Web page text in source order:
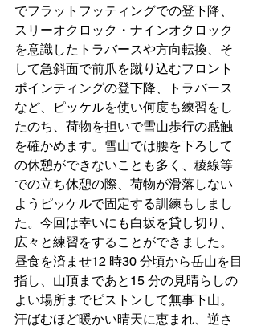
でフラットフッティングでの登下降、
スリーオクロック・ナインオクロック
を意識したトラバースや方向転換、そ
して急斜面で前爪を蹴り込むフロント
ポインティングの登下降、トラバース
など、ピッケルを使い何度も練習をし
たのち、荷物を担いで雪山歩行の感触
を確かめます。雪山では腰を下ろして
の休憩ができないことも多く、稜線等
での立ち休憩の際、荷物が滑落しない
ようピッケルで固定する訓練もしまし
た。今回は幸いにも白坂を貸し切り、
広々と練習をすることができました。
昼食を済ませ12 時30 分頃から岳山を目
指し、山頂まであと15 分の見晴らしの
よい場所までピストンして無事下山。
汗ばむほど暖かい晴天に恵まれ、逆さ